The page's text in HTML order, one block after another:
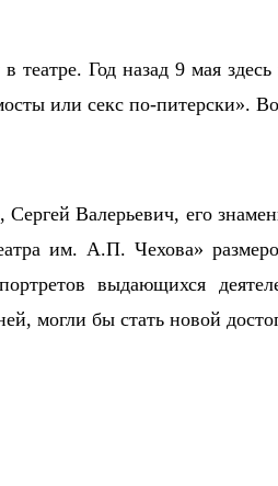
театре. Год назад 9 мая
или секс по-питерски».
Валерьевич, его
им. А.П. Чехова»
выдающихся
могли бы стать новой